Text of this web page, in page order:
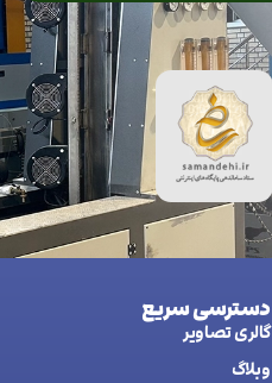
دسترسی سریع
گالری تصاویر
وبلاگ